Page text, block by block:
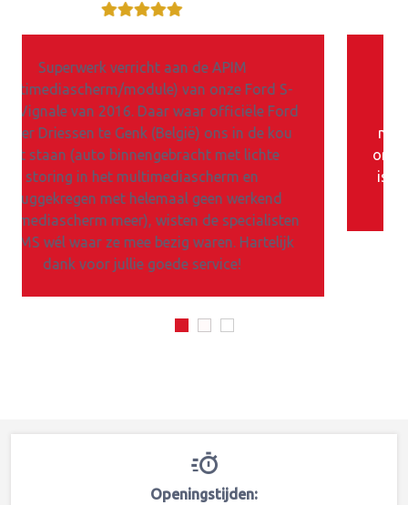
foto's
dag
Geweldige club. Prettige mensen. Door
man aangeraden, omdat zij ook
helpen. Tellerunit na ongeveer 1,5 uur weer
met ondertussen koffie.
Problemen verholpen 😀. En voor een
waarvoor je bij de dealer nog niet eens
voordeur van het pand open kan doen!
Aanrader dus.
Geweldige club. Prettige mensen. Door ANWB-
man aangeraden, omdat zij ook particulieren
helpen. Tellerunit na ongeveer 1,5 uur weer
met ondertussen koffie.
Problemen verholpen 😀. En voor een bedrag
waarvoor je bij de dealer nog niet eens de
voordeur van het pand open kan doen!
Aanrader dus.
Openingstijden: